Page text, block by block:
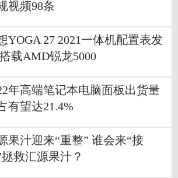
视频98条
YOGA 27 2021一体机配置表发
载AMD锐龙5000
年高端笔记本电脑面板出货量
有望达21.4%
果汁迎来“重整” 谁会来“接
拯救汇源果汁？